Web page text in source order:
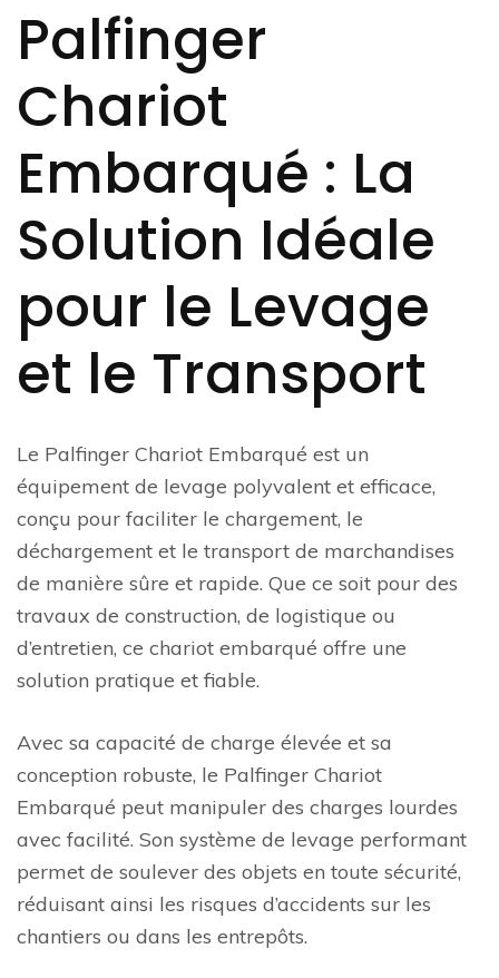
Palfinger
Chariot
Embarqué : La
Solution Idéale
pour le Levage
et le Transport
Le Palfinger Chariot Embarqué est un
équipement de levage polyvalent et efficace,
conçu pour faciliter le chargement, le
déchargement et le transport de marchandises
de manière sûre et rapide. Que ce soit pour des
travaux de construction, de logistique ou
d’entretien, ce chariot embarqué offre une
solution pratique et fiable.
Avec sa capacité de charge élevée et sa
conception robuste, le Palfinger Chariot
Embarqué peut manipuler des charges lourdes
avec facilité. Son système de levage performant
permet de soulever des objets en toute sécurité,
réduisant ainsi les risques d’accidents sur les
chantiers ou dans les entrepôts.